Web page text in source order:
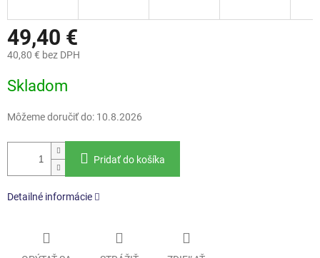
49,40 €
40,80 € bez DPH
cena:
Skladom
Môžeme doručiť do: 10.8.2026
Pridať do košíka
Detailné informácie